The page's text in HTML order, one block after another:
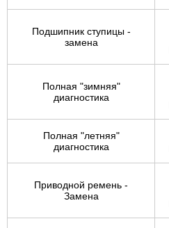
Подшипник ступицы -
замена
Полная "зимняя"
диагностика
Полная "летняя"
диагностика
Приводной ремень -
Замена